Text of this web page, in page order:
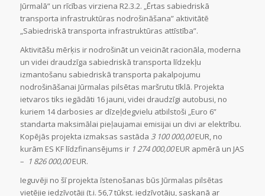
Jūrmalā” un rīcības virziena R2.3.2. „Ērtas sabiedriskā
transporta infrastruktūras nodrošināšana” aktivitātē
„Sabiedriskā transporta infrastruktūras attīstība”.
Aktivitāšu mērķis ir nodrošināt un veicināt racionāla, moderna
un videi draudzīga sabiedriskā transporta līdzekļu
izmantošanu sabiedriskā transporta pakalpojumu
nodrošināšanai Jūrmalas pilsētas maršrutu tīklā. Projekta
ietvaros tiks iegādāti 16 jauni, videi draudzīgi autobusi, no
kuriem 14 darbosies ar dīzeļdegvielu atbilstoši „Euro 6”
standarta maksimālai pieļaujamai emisijai un divi ar elektrību.
Kopējās projekta izmaksas sastāda 3 100 000,00EUR, no
kurām ES KF līdzfinansējums ir 1 274 000,00EUR apmērā un JAS
– 1 826 000,00EUR.
Ieguvēji no šī projekta īstenošanas būs Jūrmalas pilsētas
vietējie iedzīvotāji (t.i. 56,7 tūkst. iedzīvotāju, saskaņā ar